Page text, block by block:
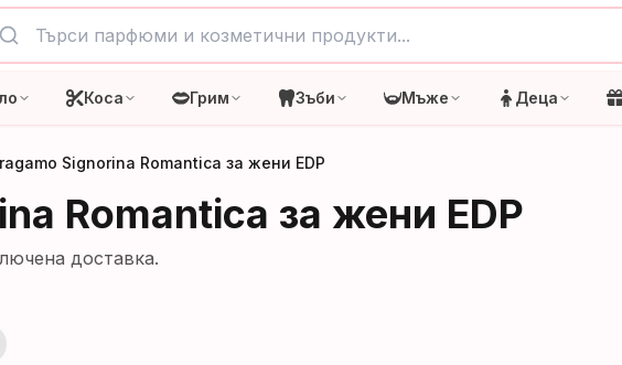
Коса Грим Зъби Мъже Деца
Signorina Romantica за жени EDP
Romantica за жени EDP
доставка.